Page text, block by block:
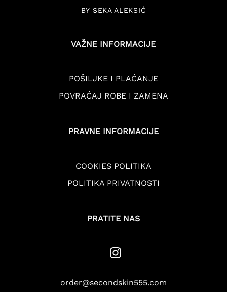
BY SEKA ALEKSIĆ
VAŽNE INFORMACIJE
POŠILJKE I PLAĆANJE
POVRAĆAJ ROBE I ZAMENA
PRAVNE INFORMACIJE
COOKIES POLITIKA
POLITIKA PRIVATNOSTI
PRATITE NAS
order@secondskin555.com